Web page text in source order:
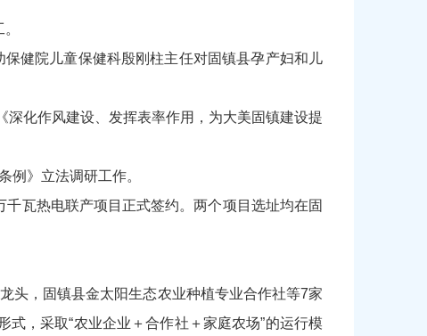
健院儿童保健科殷刚柱主任对固镇县孕产妇和儿
化作风建设、发挥表率作用，为大美固镇建设提
例》立法调研工作。
瓦热电联产项目正式签约。两个项目选址均在固
头，固镇县金太阳生态农业种植专业合作社等7家
，采取“农业企业＋合作社＋家庭农场”的运行模